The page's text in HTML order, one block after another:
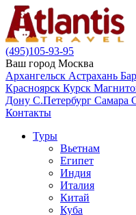
(495)105-93-95
Ваш город Москва
Архангельск Астрахань
Красноярск Курск
Дону С.Петербург Самара
Контакты
Туры
Вьетнам
Египет
Индия
Италия
Китай
Куба